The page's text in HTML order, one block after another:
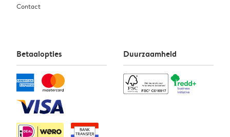
Contact
Betaalopties Duurzaamheid